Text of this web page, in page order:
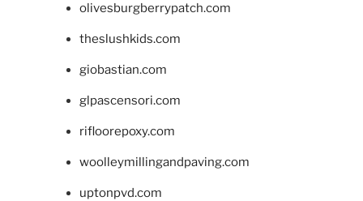
olivesburgberrypatch.com
theslushkids.com
giobastian.com
glpascensori.com
rifloorepoxy.com
woolleymillingandpaving.com
uptonpvd.com